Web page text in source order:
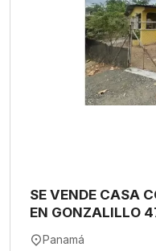
SE VENDE CASA
EN GONZALILLO
Panamá